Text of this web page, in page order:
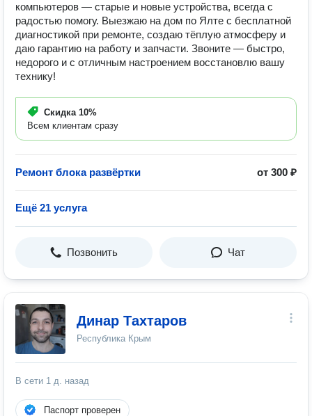
компьютеров — старые и новые устройства, всегда с
радостью помогу. Выезжаю на дом по Ялте с бесплатной
диагностикой при ремонте, создаю тёплую атмосферу и
даю гарантию на работу и запчасти. Звоните — быстро,
недорого и с отличным настроением восстановлю вашу
технику!
Скидка 10%
Всем клиентам сразу
Ремонт блока развёртки от 300 ₽
Ещё 21 услуга
Позвонить Чат
Динар Тахтаров
Республика Крым
В сети 1 д. назад
Паспорт проверен